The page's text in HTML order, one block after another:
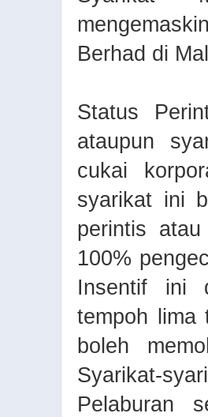
Berhad di
Status
ataupun
cukai
syarikat ini
perintis
100%
Insentif ini
tempoh lima
boleh
Syarikat-
Pelaburan